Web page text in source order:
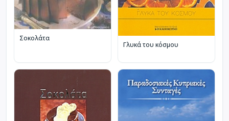
Σοκολάτα
Γλυκά του κόσμου